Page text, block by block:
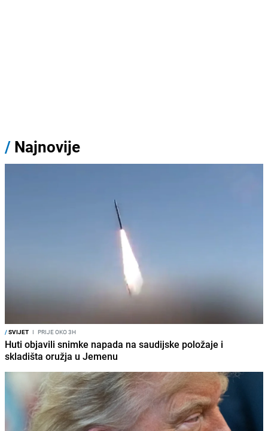
/ Najnovije
/SVIJET I PRIJE OKO 3H
Huti objavili snimke napada na saudijske položaje i
skladišta oružja u Jemenu